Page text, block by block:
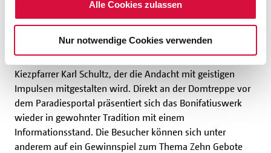
Alle Cookies zulassen
Nur notwendige Cookies verwenden
Auch während der traditionellen „Gebetsstunde für die
Christen in der Diaspora“ am Montag, 24 Juli, um 14 Uhr
im Hohen Dom wird die Wegweisung Gottes als Angebot
zum Leben aufgegriffen. Zu Gast ist der Hamburger
Kiezpfarrer Karl Schultz, der die Andacht mit geistigen
Impulsen mitgestalten wird. Direkt an der Domtreppe vor
dem Paradiesportal präsentiert sich das Bonifatiuswerk
wieder in gewohnter Tradition mit einem
Informationsstand. Die Besucher können sich unter
anderem auf ein Gewinnspiel zum Thema Zehn Gebote